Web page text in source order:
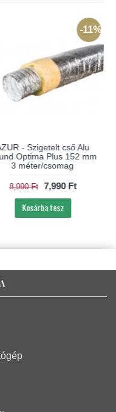
-11%
- Szigetelt cső Alu
Optima Plus 152 mm
3 méter/csomag
8,990 Ft 7,990 Ft
Kosárba tesz